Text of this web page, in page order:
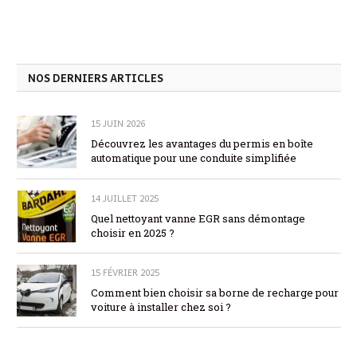
NOS DERNIERS ARTICLES
15 JUIN 2026
Découvrez les avantages du permis en boîte
automatique pour une conduite simplifiée
14 JUILLET 2025
Quel nettoyant vanne EGR sans démontage
choisir en 2025 ?
15 FÉVRIER 2025
Comment bien choisir sa borne de recharge pour
voiture à installer chez soi ?